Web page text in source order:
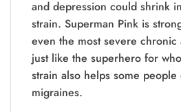
and depression could shrink
strain. Superman Pink is
even the most severe chronic
just like the superhero for
strain also helps some
migraines.